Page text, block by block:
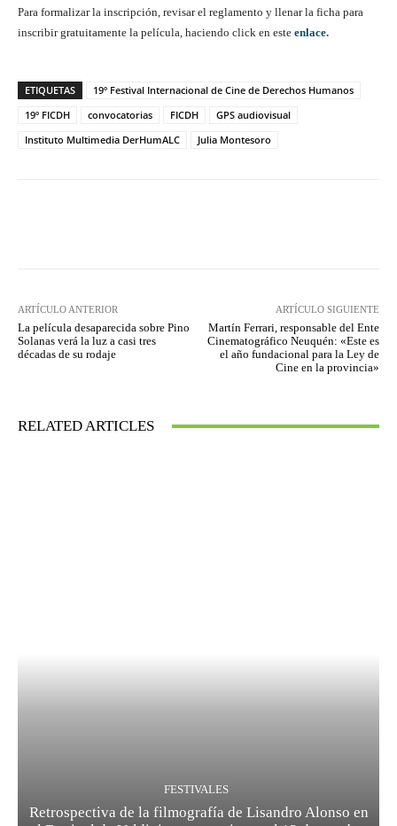
Para formalizar la inscripción, revisar el reglamento y llenar la ficha para
inscribir gratuitamente la película, haciendo click en este enlace.
ETIQUETAS
19º Festival Internacional de Cine de Derechos Humanos
19º FICDH
convocatorias FICDH
GPS audiovisual
Instituto Multimedia DerHumALC
Julia Montesoro
ARTÍCULO ANTERIOR
La película desaparecida sobre Pino
Solanas verá la luz a casi tres
décadas de su rodaje
ARTÍCULO SIGUIENTE
Martín Ferrari, responsable del Ente
Cinematográfico Neuquén: «Este es
el año fundacional para la Ley de
Cine en la provincia»
RELATED ARTICLES
FESTIVALES
Retrospectiva de la filmografía de Lisandro Alonso en